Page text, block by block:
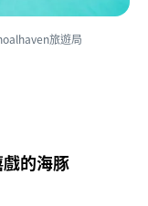
旅遊局
的海豚